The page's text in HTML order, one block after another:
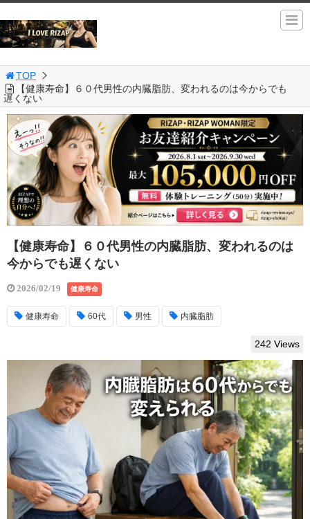
TOP
【健康寿命】６０代男性の内臓脂肪、変われるのは今からでも
遅くない
【健康寿命】６０代男性の内臓脂肪、変われるのは
今からでも遅くない
2026/02/19 健康寿命
健康寿命 60代 男性 内臓脂肪
242 Views